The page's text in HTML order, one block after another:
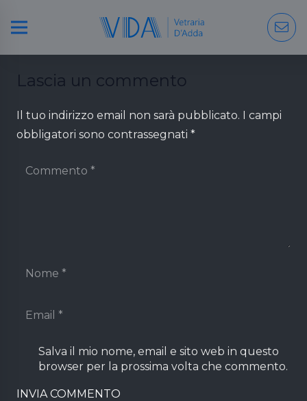
Lascia un commento
Il tuo indirizzo email non sarà pubblicato.
I campi
obbligatori sono contrassegnati *
Salva il mio nome, email e sito web in questo
browser per la prossima volta che commento.
INVIA COMMENTO